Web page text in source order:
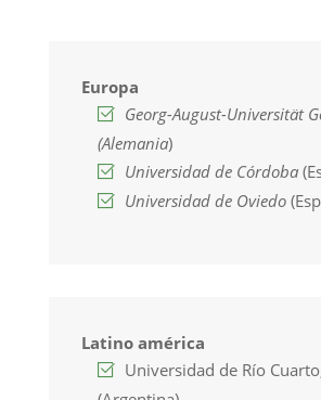
Europa
Georg-August-Universität
(Alemania)
Universidad de Córdoba
Universidad de Oviedo
Latino américa
Universidad de Río